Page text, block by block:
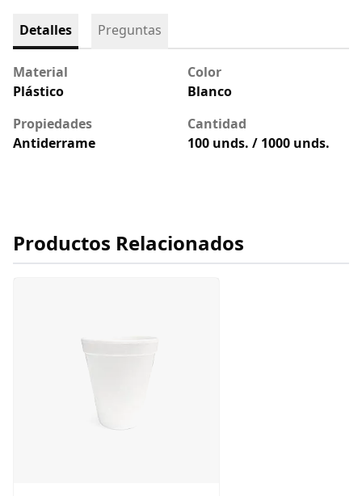
Detalles Preguntas
Material
Plástico
Color
Blanco
Propiedades
Antiderrame
Cantidad
100 unds. / 1000 unds.
Productos Relacionados